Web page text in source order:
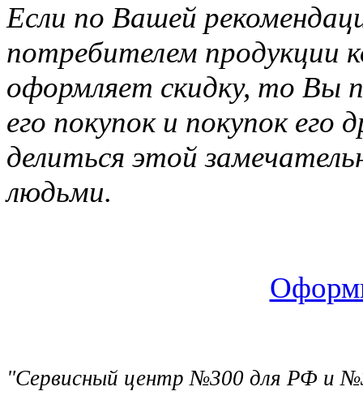
Если по Вашей
потребителем продукции
оформляет скидку, то Вы
его покупок и покупок
делиться этой
людьми.
"Сервисный центр №300 для РФ и